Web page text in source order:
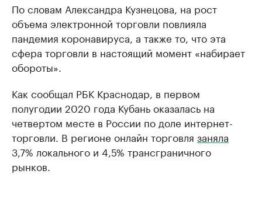
По словам Александра Кузнецова, на рост
объема электронной торговли повлияла
пандемия коронавируса, а также то, что эта
сфера торговли в настоящий момент «набирает
обороты».
Как сообщал РБК Краснодар, в первом
полугодии 2020 года Кубань оказалась на
четвертом месте в России по доле интернет-
торговли. В регионе онлайн торговля заняла
3,7% локального и 4,5% трансграничного
рынков.